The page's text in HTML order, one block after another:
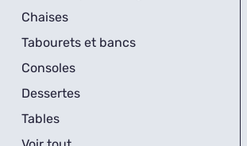
Chaises
Tabourets et bancs
Consoles
Dessertes
Tables